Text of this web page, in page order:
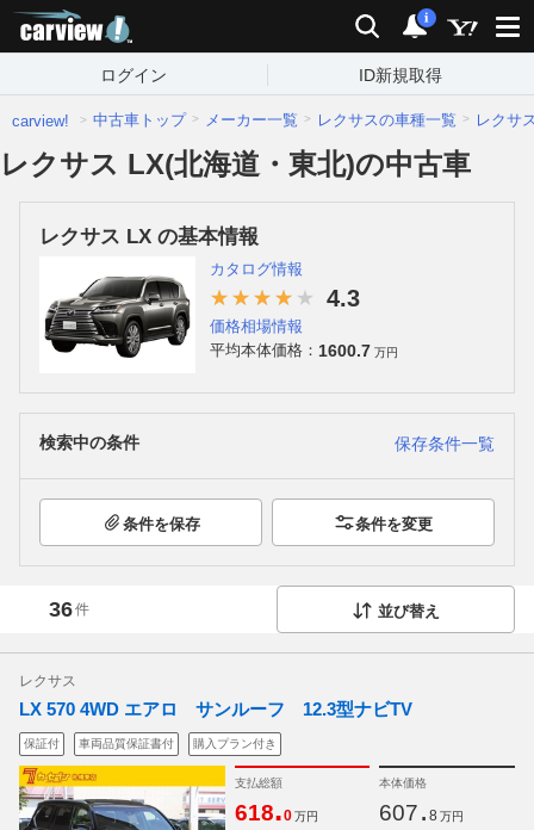
検索 通知
i
ログイン ID新規取得
carview! 中古車トップ メーカー一覧 レクサスの車種一覧 レクサ
レクサス LX(北海道・東北)の中古車
レクサス LX の基本情報
カタログ情報
4.3
価格相場情報
平均本体価格： 1600.7 万円
検索中の条件 保存条件一覧
条件を保存 条件を変更
36件 並び替え
レクサス
LX 570 4WD エアロ サンルーフ 12.3型ナビTV
保証付 車両品質保証書付 購入プラン付き
支払総額
618.0 万円
本体価格
607. 8 万円